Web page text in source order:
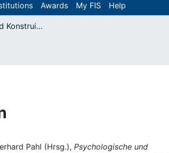
Awards My FIS Help
Gedächtnis und Konstruieren
Pahl (Hrsg.), Psychologische und